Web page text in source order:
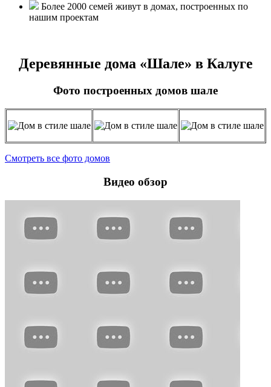
Более 2000 семей живут в домах, построенных по
нашим проектам
Деревянные дома «Шале» в Калуге
Фото построенных домов шале
Смотреть все фото домов
Видео обзор